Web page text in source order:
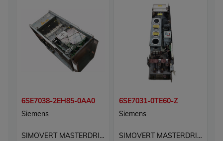
6SE7038-2EH85-0AA0
Siemens
SIMOVERT MASTERDRIVES
6SE7031-0TE60-Z
Siemens
SIMOVERT MASTERDRIVES